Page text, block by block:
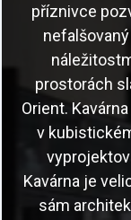
příznivce
prostorách
Orient.
v
Kavárna je
sám